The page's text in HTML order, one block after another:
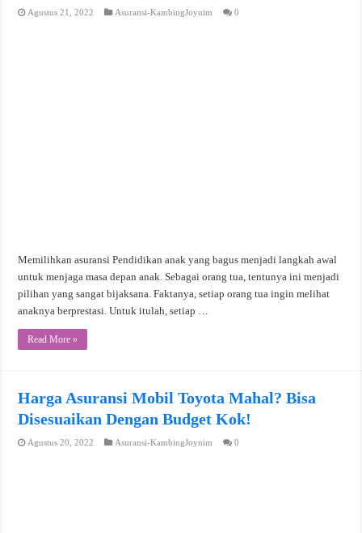
Agustus 21, 2022 Asuransi-KambingJoynim 0
Memilihkan asuransi Pendidikan anak yang bagus menjadi langkah awal
untuk menjaga masa depan anak. Sebagai orang tua, tentunya ini menjadi
pilihan yang sangat bijaksana. Faktanya, setiap orang tua ingin melihat
anaknya berprestasi. Untuk itulah, setiap …
Read More »
Harga Asuransi Mobil Toyota Mahal? Bisa
Disesuaikan Dengan Budget Kok!
Agustus 20, 2022 Asuransi-KambingJoynim 0